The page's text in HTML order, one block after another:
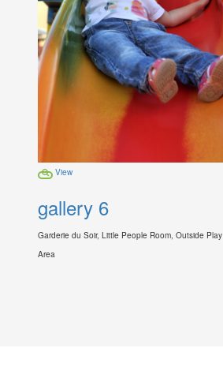
View
gallery 6
Garderie du Soir, Little People Room, Outside Play
Area